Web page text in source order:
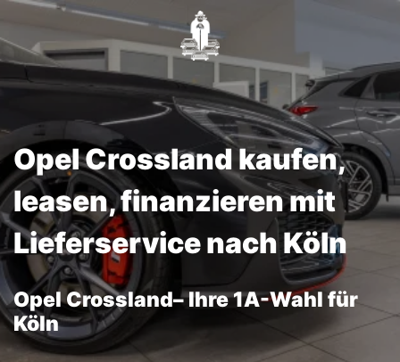
Opel Crossland kaufen,
leasen, finanzieren mit
Lieferservice nach Köln
Opel Crossland– Ihre 1A-Wahl für
Köln